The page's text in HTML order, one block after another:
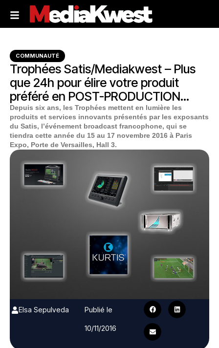
COMMUNAUTÉ
Trophées Satis/Mediakwest – Plus
que 24h pour élire votre produit
préféré en POST-PRODUCTION…
Depuis six ans, les Trophées mettent en lumière les
produits et services innovants présentés par les exposants
du Satis, l’événement broadcast francophone, qui se
tiendra cette année du 15 au 17 novembre 2016 à Paris
Expo, Porte de Versailles, Hall 3.
Elsa Sepulveda
Publié le
10/11/2016